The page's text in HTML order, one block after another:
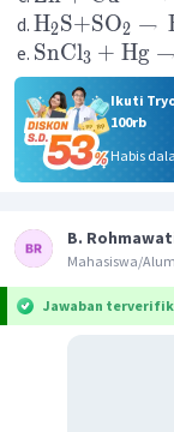
H2S+SO2 →
SnCl3 + Hg →
Ikuti
100rb
Habis
B.
Mahasiswa/
Jawaban